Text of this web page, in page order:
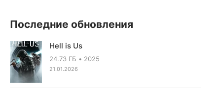
Последние обновления
Hell is Us
24.73 ГБ 2025
21.01.2026